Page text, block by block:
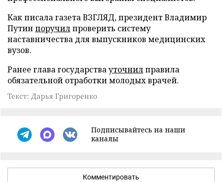
Как писала газета ВЗГЛЯД, президент Владимир
Путин поручилпроверить систему
наставничества для выпускников медицинских
вузов.
Ранее глава государствауточнилправила
обязательной отработки молодых врачей.
Текст: Дарья Григоренко
Подписывайтесь на наши
каналы
Комментировать